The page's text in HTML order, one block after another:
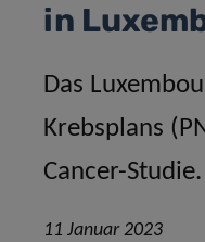
in
Das
Krebsplans
Cancer-Studie.
11 Januar 2023